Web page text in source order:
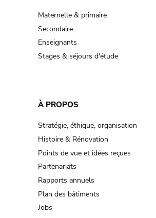
Maternelle & primaire
Secondaire
Enseignants
Stages & séjours d'étude
À PROPOS
Stratégie, éthique, organisation
Histoire & Rénovation
Points de vue et idées reçues
Partenariats
Rapports annuels
Plan des bâtiments
Jobs